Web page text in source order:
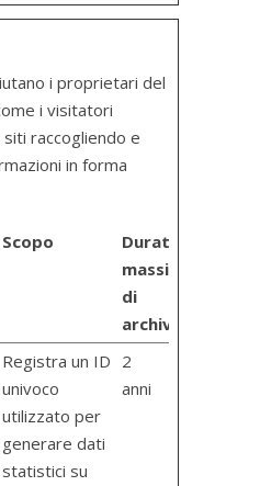
i proprietari del
i visitatori
raccogliendo e
in forma
Scopo
Durata
massima
di
archiviazione
Registra un ID
univoco
utilizzato per
generare dati
statistici su
2
anni